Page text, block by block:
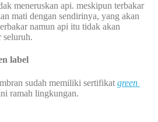
meneruskan api. meskipun terbakar
mati dengan sendirinya, yang akan
namun api itu tidak akan
seluruh.
label
sudah memiliki sertifikat green
ramah lingkungan.